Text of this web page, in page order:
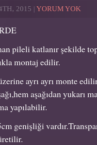
2015 | YORUM YOK
pileli katlanır şekilde
montaj edilir.
ayrı ayrı monte
aşağıdan yukarı
yapılabilir.
genişliği